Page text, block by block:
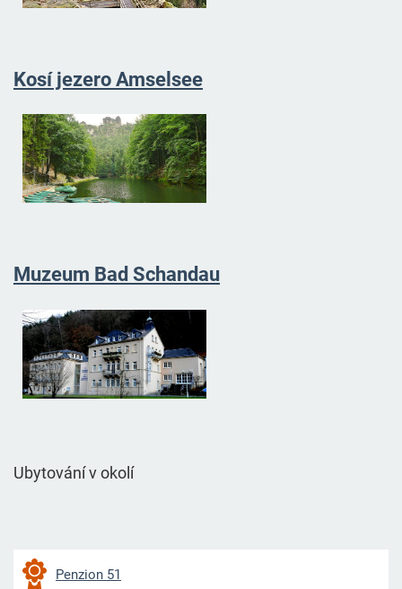
Kosí jezero Amselsee
Muzeum Bad Schandau
Ubytování v okolí
Penzion 51